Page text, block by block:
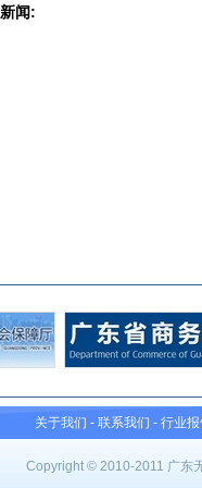
闻:
关于我们 - 联系我们 - 行业
Copyright © 2010-2011 广东